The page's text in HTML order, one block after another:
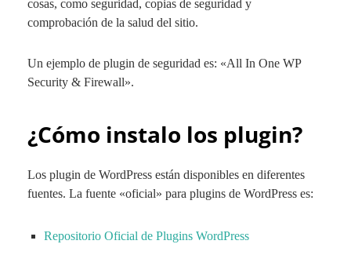
cosas, como seguridad, copias de seguridad y
comprobación de la salud del sitio.
Un ejemplo de plugin de seguridad es: «All In One WP
Security & Firewall».
¿Cómo instalo los plugin?
Los plugin de WordPress están disponibles en diferentes
fuentes. La fuente «oficial» para plugins de WordPress es:
Repositorio Oficial de Plugins WordPress